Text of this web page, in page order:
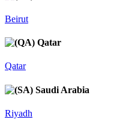
Beirut
Qatar
Qatar
Saudi Arabia
Riyadh